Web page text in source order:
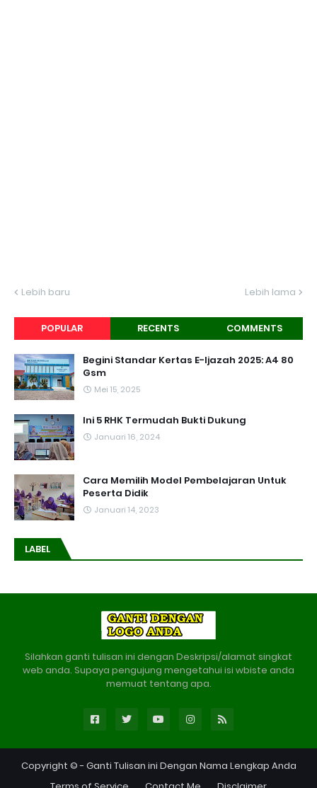
Lebih baru Lebih lama
POPULAR RECENTS COMMENTS
Begini Standar Kertas E-Ijazah 2025: A4 80
Gsm
Mei 15, 2025
Ini 5 RHK Termudah Bukti Dukung
Januari 16, 2024
Cara Memilih Model Pembelajaran Untuk
Peserta Didik
Januari 14, 2023
LABEL
Silahkan ganti tulisan ini dengan Deskripsi/alamat singkat
web anda. Supaya pengujung mengetahui isi wbiste anda
memuat tentang apa.
Copyright © - Ganti Tulisan ini Dengan Nama Lengkap Anda